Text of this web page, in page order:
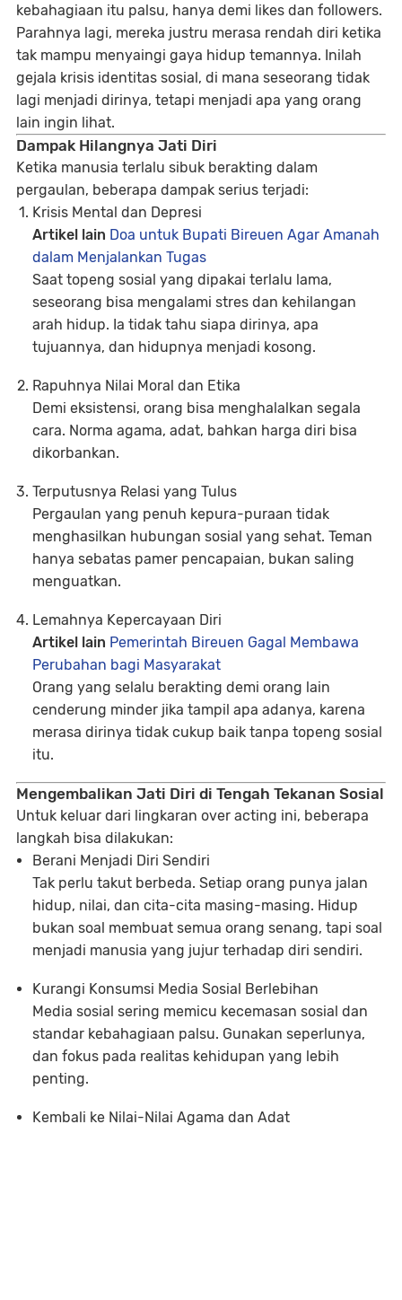
kebahagiaan itu palsu, hanya demi likes dan followers.
Parahnya lagi, mereka justru merasa rendah diri ketika
tak mampu menyaingi gaya hidup temannya. Inilah
gejala krisis identitas sosial, di mana seseorang tidak
lagi menjadi dirinya, tetapi menjadi apa yang orang
lain ingin lihat.
Dampak Hilangnya Jati Diri
Ketika manusia terlalu sibuk berakting dalam
pergaulan, beberapa dampak serius terjadi:
Krisis Mental dan Depresi
Artikel lain Doa untuk Bupati Bireuen Agar Amanah
dalam Menjalankan Tugas
Saat topeng sosial yang dipakai terlalu lama,
seseorang bisa mengalami stres dan kehilangan
arah hidup. Ia tidak tahu siapa dirinya, apa
tujuannya, dan hidupnya menjadi kosong.
Rapuhnya Nilai Moral dan Etika
Demi eksistensi, orang bisa menghalalkan segala
cara. Norma agama, adat, bahkan harga diri bisa
dikorbankan.
Terputusnya Relasi yang Tulus
Pergaulan yang penuh kepura-puraan tidak
menghasilkan hubungan sosial yang sehat. Teman
hanya sebatas pamer pencapaian, bukan saling
menguatkan.
Lemahnya Kepercayaan Diri
Artikel lain Pemerintah Bireuen Gagal Membawa
Perubahan bagi Masyarakat
Orang yang selalu berakting demi orang lain
cenderung minder jika tampil apa adanya, karena
merasa dirinya tidak cukup baik tanpa topeng sosial
itu.
Mengembalikan Jati Diri di Tengah Tekanan Sosial
Untuk keluar dari lingkaran over acting ini, beberapa
langkah bisa dilakukan:
Berani Menjadi Diri Sendiri
Tak perlu takut berbeda. Setiap orang punya jalan
hidup, nilai, dan cita-cita masing-masing. Hidup
bukan soal membuat semua orang senang, tapi soal
menjadi manusia yang jujur terhadap diri sendiri.
Kurangi Konsumsi Media Sosial Berlebihan
Media sosial sering memicu kecemasan sosial dan
standar kebahagiaan palsu. Gunakan seperlunya,
dan fokus pada realitas kehidupan yang lebih
penting.
Kembali ke Nilai-Nilai Agama dan Adat